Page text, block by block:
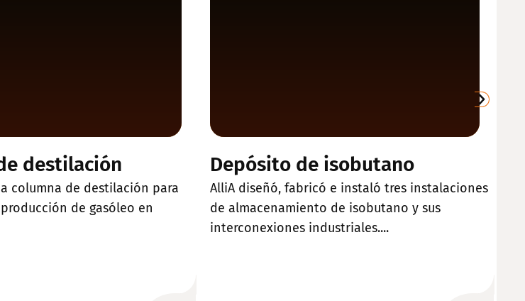
destilación
columna de destilación para
de gasóleo en
Depósito de isobutano
AlliA diseñó, fabricó e instaló tres instalaciones
de almacenamiento de isobutano y sus
interconexiones industriales....